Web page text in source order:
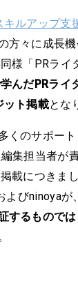
キルアップ支
方々に成長
様「PRライ
んだPRライ
ット掲載とな
くのサポー
集担当者が
載につきま
びninoyaが、
するもので